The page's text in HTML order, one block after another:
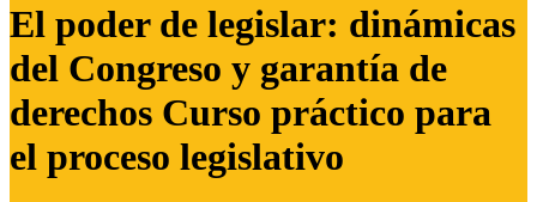
El poder de legislar: dinámicas
del Congreso y garantía de
derechos Curso práctico para
el proceso legislativo